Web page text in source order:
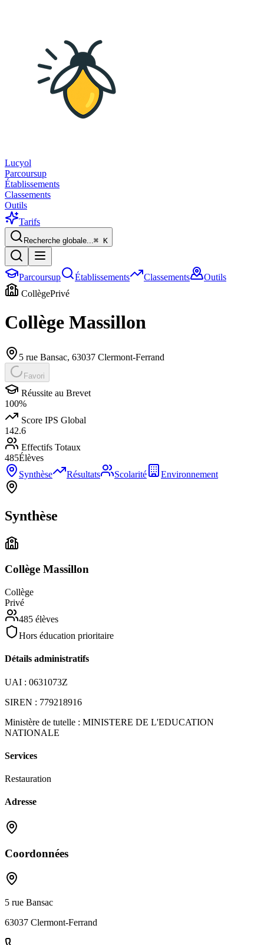
Lucyol
Parcoursup
Établissements
Classements
Outils
Tarifs
Recherche globale...⌘ K
Parcoursup Établissements Classements
Outils
CollègePrivé
Collège Massillon
5 rue Bansac, 63037 Clermont-Ferrand
Favori
Réussite au Brevet
100%
Score IPS Global
142.6
Effectifs Totaux
485Élèves
Synthèse
Résultats Scolarité Environnement
Synthèse
Collège Massillon
Collège
Privé
485 élèves
Hors éducation prioritaire
Détails administratifs
UAI : 0631073Z
SIREN : 779218916
Ministère de tutelle : MINISTERE DE L'EDUCATION
NATIONALE
Services
Restauration
Adresse
Coordonnées
5 rue Bansac
63037 Clermont-Ferrand